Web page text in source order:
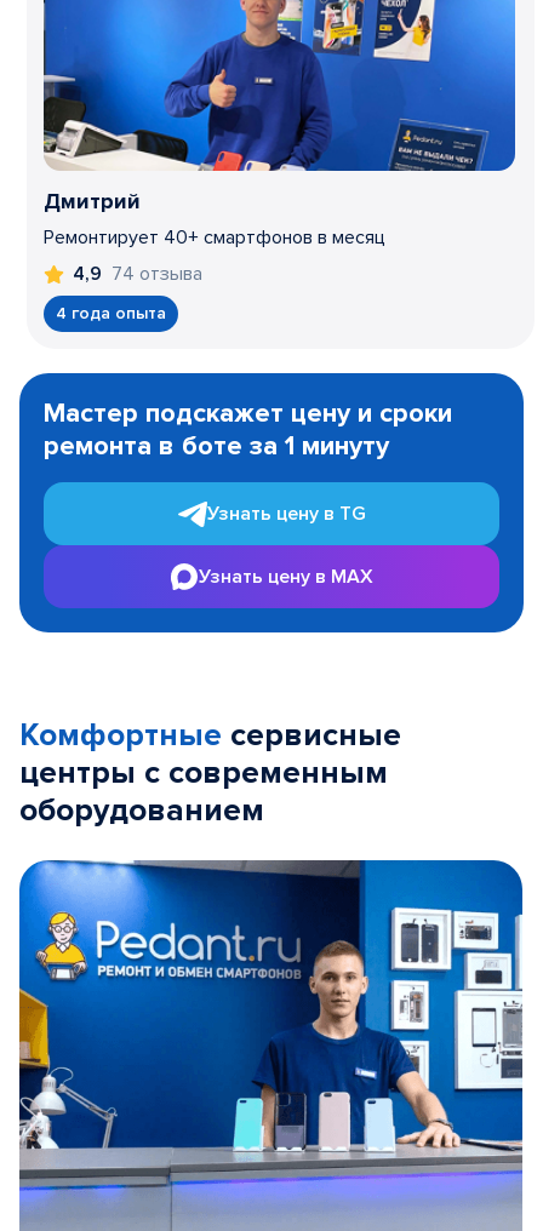
Дмитрий
Ремонтирует 40+ смартфонов в месяц
4,9 74 отзыва
4 года опыта
1
Мастер подскажет цену и сроки
ремонта в боте за 1 минуту
Узнать цену в TG
Узнать цену в MAX
Комфортные сервисные
центры с современным
оборудованием